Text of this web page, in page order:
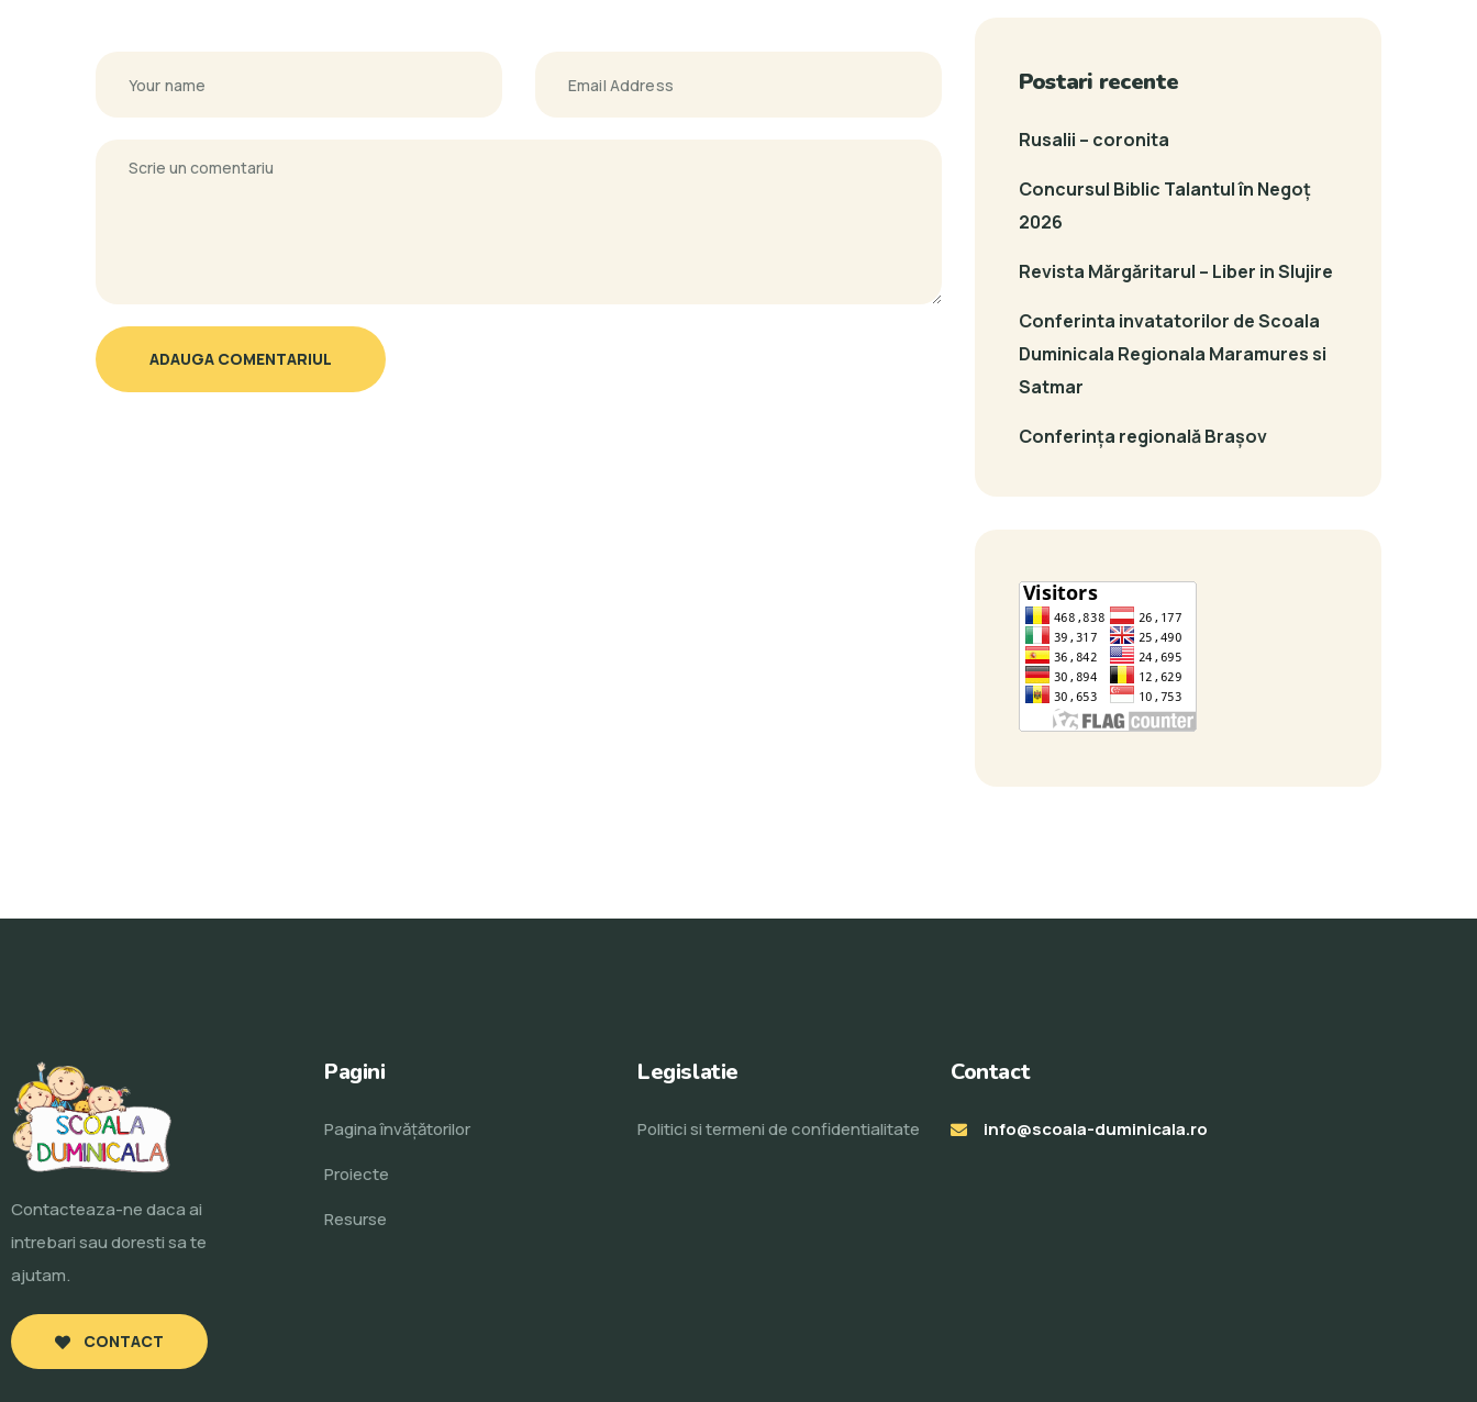
ADAUGA COMENTARIUL
Postari recente
Rusalii – coronita
Concursul Biblic Talantul în Negoț
2026
Revista Mărgăritarul – Liber in Slujire
Conferinta invatatorilor de Scoala
Duminicala Regionala Maramures si
Satmar
Conferința regională Brașov
Contacteaza-ne daca ai
intrebari sau doresti sa te
ajutam.
CONTACT
Pagini
Pagina învăţătorilor
Proiecte
Resurse
Legislatie
Politici si termeni de confidentialitate
Contact
info@scoala-duminicala.ro